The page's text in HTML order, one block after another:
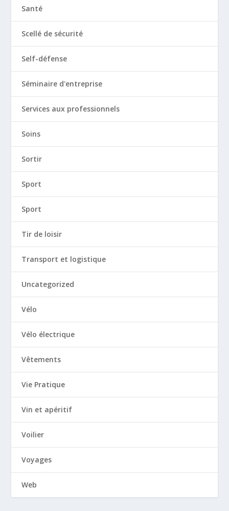
Santé
Scellé de sécurité
Self-défense
Séminaire d'entreprise
Services aux professionnels
Soins
Sortir
Sport
Sport
Tir de loisir
Transport et logistique
Uncategorized
Vélo
Vélo électrique
Vêtements
Vie Pratique
Vin et apéritif
Voilier
Voyages
Web